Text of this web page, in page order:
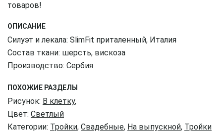
товаров!
ОПИСАНИЕ
Силуэт и лекала: SlimFit приталенный, Италия
Состав ткани: шерсть, вискоза
Производство: Сербия
ПОХОЖИЕ РАЗДЕЛЫ
Рисунок: В клетку,
Цвет: Светлый
Категории: Тройки, Свадебные, На выпускной, Тройки